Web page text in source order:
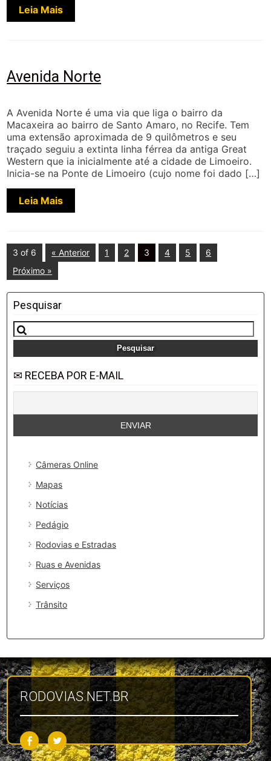
Leia Mais
Avenida Norte
A Avenida Norte é uma via que liga o bairro da
Macaxeira ao bairro de Santo Amaro, no Recife. Tem
uma extensão aproximada de 9 quilômetros e seu
traçado seguiu a extinta linha férrea da antiga Great
Western que ia inicialmente até a cidade de Limoeiro.
Inicia-se na Ponte de Limoeiro (cujo nome foi dado […]
Leia Mais
3 of 6 « Anterior 1 2 3 4 5
6
Próximo »
Pesquisar
Pesquisar
por:
✉ RECEBA POR E-MAIL
Câmeras Online
Mapas
Notícias
Pedágio
Rodovias e Estradas
Ruas e Avenidas
Serviços
Trânsito
RODOVIAS.NET.BR